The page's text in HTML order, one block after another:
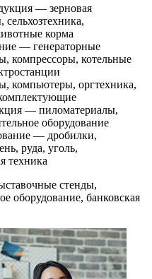
— зерновая
корма
— генераторные
компрессоры, котельные
компьютеры, оргтехника,
— пиломатериалы,
оборудование
— дробилки,
руда, уголь,
техника
стенды,
оборудование, банковская